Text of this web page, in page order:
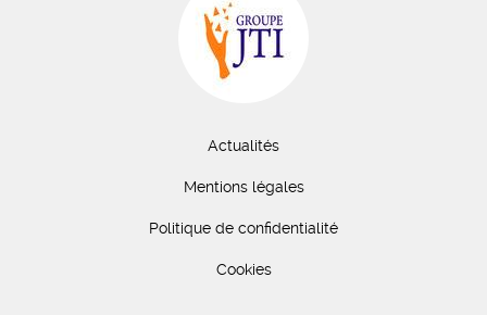
Actualités
Mentions légales
Politique de confidentialité
Cookies